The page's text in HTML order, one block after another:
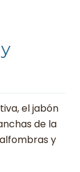
el jabón
de la
y